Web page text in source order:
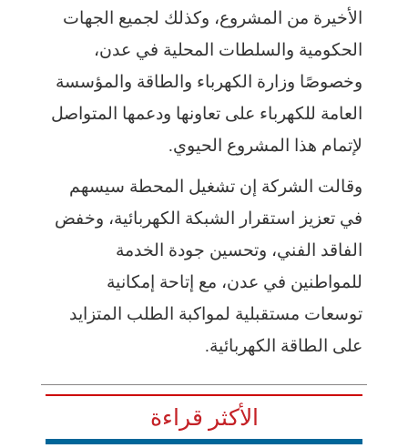
الأخيرة من المشروع، وكذلك لجميع الجهات
الحكومية والسلطات المحلية في عدن،
وخصوصًا وزارة الكهرباء والطاقة والمؤسسة
العامة للكهرباء على تعاونها ودعمها المتواصل
لإتمام هذا المشروع الحيوي.
وقالت الشركة إن تشغيل المحطة سيسهم
في تعزيز استقرار الشبكة الكهربائية، وخفض
الفاقد الفني، وتحسين جودة الخدمة
للمواطنين في عدن، مع إتاحة إمكانية
توسعات مستقبلية لمواكبة الطلب المتزايد
على الطاقة الكهربائية.
الأكثر قراءة